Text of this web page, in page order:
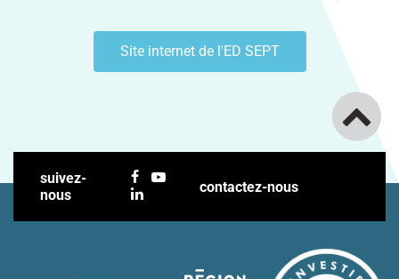
Site internet de l'ED SEPT
suivez-
nous
contactez-nous